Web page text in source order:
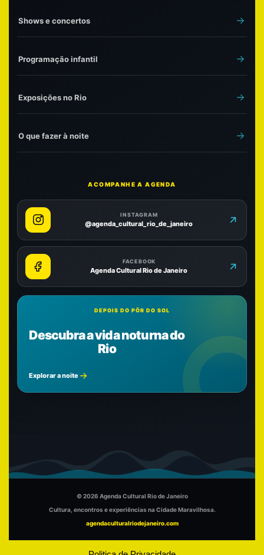
Shows e concertos
Programação infantil
Exposições no Rio
O que fazer à noite
ACOMPANHE A AGENDA
INSTAGRAM
@agenda_cultural_rio_de_janeiro
FACEBOOK
Agenda Cultural Rio de Janeiro
DEPOIS DO PÔR DO SOL
Descubra a vida noturna do
Rio
Explorar a noite
© 2026 Agenda Cultural Rio de Janeiro
Cultura, encontros e experiências na Cidade Maravilhosa.
agendaculturalriodejaneiro.com